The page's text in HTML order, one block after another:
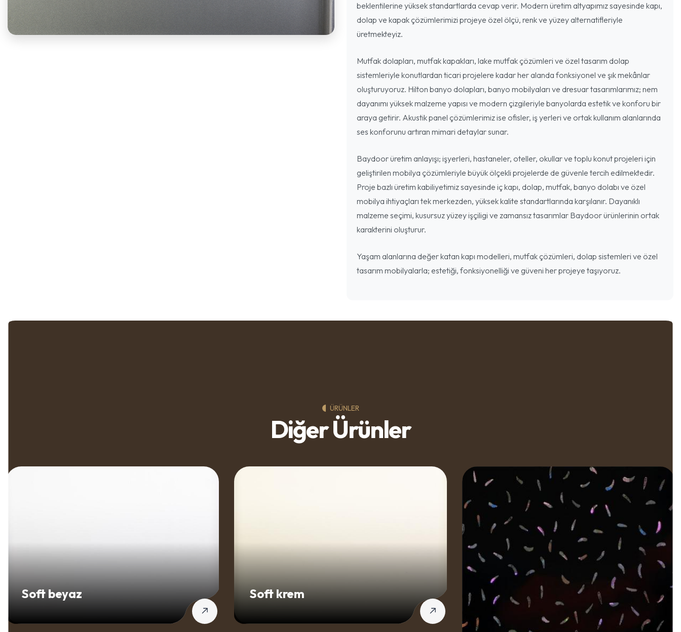
beklentilerine yüksek standartlarda cevap verir. Modern üretim altyapımız sayesinde kapı,
dolap ve kapak çözümlerimizi projeye özel ölçü, renk ve yüzey alternatifleriyle
üretmekteyiz.
Mutfak dolapları, mutfak kapakları, lake mutfak çözümleri ve özel tasarım dolap
sistemleriyle konutlardan ticari projelere kadar her alanda fonksiyonel ve şık mekânlar
oluşturuyoruz. Hilton banyo dolapları, banyo mobilyaları ve dresuar tasarımlarımız; nem
dayanımı yüksek malzeme yapısı ve modern çizgileriyle banyolarda estetik ve konforu bir
araya getirir. Akustik panel çözümlerimiz ise ofisler, iş yerleri ve ortak kullanım alanlarında
ses konforunu artıran mimari detaylar sunar.
Baydoor üretim anlayışı; işyerleri, hastaneler, oteller, okullar ve toplu konut projeleri için
geliştirilen mobilya çözümleriyle büyük ölçekli projelerde de güvenle tercih edilmektedir.
Proje bazlı üretim kabiliyetimiz sayesinde iç kapı, dolap, mutfak, banyo dolabı ve özel
mobilya ihtiyaçları tek merkezden, yüksek kalite standartlarında karşılanır. Dayanıklı
malzeme seçimi, kusursuz yüzey işçiligi ve zamansız tasarımlar Baydoor ürünlerinin ortak
karakterini oluşturur.
Yaşam alanlarına değer katan kapı modelleri, mutfak çözümleri, dolap sistemleri ve özel
tasarım mobilyalarla; estetiği, fonksiyonelliği ve güveni her projeye taşıyoruz.
ÜRÜNLER
Diğer Ürünler
Soft beyaz Soft krem